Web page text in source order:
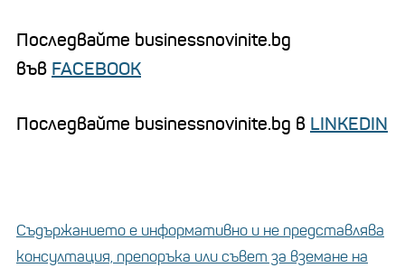
Последвайте businessnovinite.bg
във FACEBOOK
Последвайте businessnovinite.bg в LINKEDIN
Съдържанието е информативно и не представлява
консултация, препоръка или съвет за вземане на